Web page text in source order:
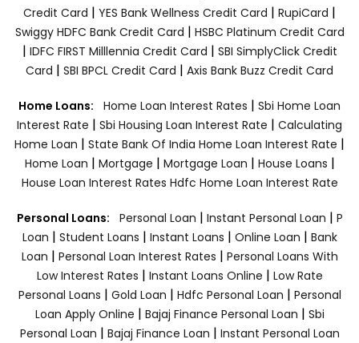
Credit Card | YES Bank Wellness Credit Card | RupiCard |
Swiggy HDFC Bank Credit Card | HSBC Platinum Credit Card
| IDFC FIRST Milllennia Credit Card | SBI SimplyClick Credit
Card | SBI BPCL Credit Card | Axis Bank Buzz Credit Card
Home Loans: Home Loan Interest Rates | Sbi Home Loan
Interest Rate | Sbi Housing Loan Interest Rate | Calculating
Home Loan | State Bank Of India Home Loan Interest Rate |
Home Loan | Mortgage | Mortgage Loan | House Loans |
House Loan Interest Rates Hdfc Home Loan Interest Rate
Personal Loans: Personal Loan | Instant Personal Loan | P
Loan | Student Loans | Instant Loans | Online Loan | Bank
Loan | Personal Loan Interest Rates | Personal Loans With
Low Interest Rates | Instant Loans Online | Low Rate
Personal Loans | Gold Loan | Hdfc Personal Loan | Personal
Loan Apply Online | Bajaj Finance Personal Loan | Sbi
Personal Loan | Bajaj Finance Loan | Instant Personal Loan